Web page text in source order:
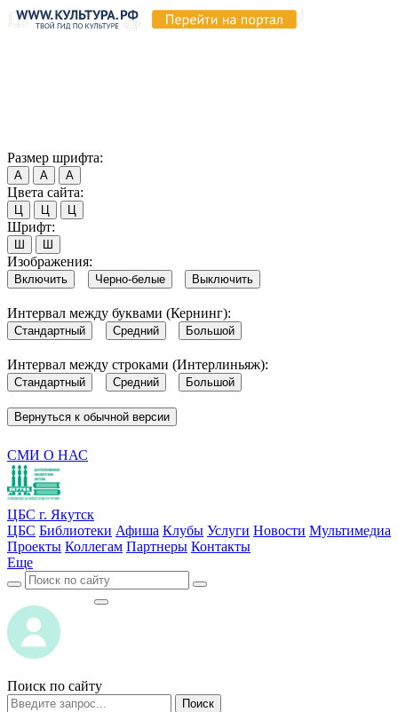
Размер шрифта:
А А А
Цвета сайта:
Ц Ц Ц
Шрифт:
Ш Ш
Изображения:
Включить Черно-белые Выключить
Интервал между буквами (Кернинг):
Стандартный Средний Большой
Интервал между строками (Интерлиньяж):
Стандартный Средний Большой
Вернуться к обычной версии
СМИ О НАС
ЦБС г. Якутск
ЦБС Библиотеки Афиша Клубы Услуги Новости Мультимедиа
Проекты Коллегам Партнеры Контакты
Еще
Поиск по сайту
Поиск